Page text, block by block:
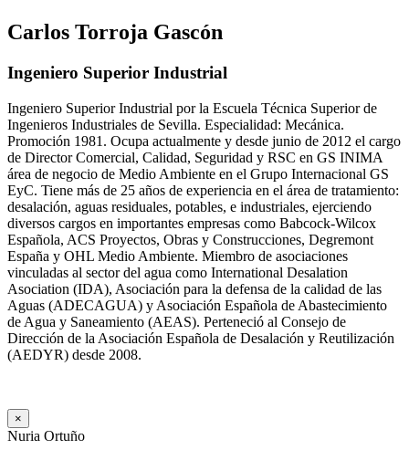
Carlos Torroja Gascón
Ingeniero Superior Industrial
Ingeniero Superior Industrial por la Escuela Técnica Superior de
Ingenieros Industriales de Sevilla. Especialidad: Mecánica.
Promoción 1981. Ocupa actualmente y desde junio de 2012 el cargo
de Director Comercial, Calidad, Seguridad y RSC en GS INIMA
área de negocio de Medio Ambiente en el Grupo Internacional GS
EyC. Tiene más de 25 años de experiencia en el área de tratamiento:
desalación, aguas residuales, potables, e industriales, ejerciendo
diversos cargos en importantes empresas como Babcock-Wilcox
Española, ACS Proyectos, Obras y Construcciones, Degremont
España y OHL Medio Ambiente. Miembro de asociaciones
vinculadas al sector del agua como International Desalation
Asociation (IDA), Asociación para la defensa de la calidad de las
Aguas (ADECAGUA) y Asociación Española de Abastecimiento
de Agua y Saneamiento (AEAS). Perteneció al Consejo de
Dirección de la Asociación Española de Desalación y Reutilización
(AEDYR) desde 2008.
×
Nuria Ortuño